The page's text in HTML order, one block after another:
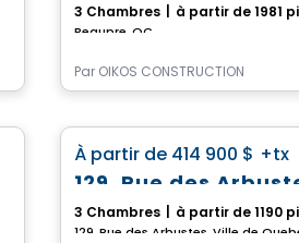
3 Chambres à partir de 1981
Beaupre, QC
Par OIKOS CONSTRUCTION
À partir de 414 900 $ +tx
129, Rue des
3 Chambres à partir de 1190
129, Rue des Arbustes, Ville de